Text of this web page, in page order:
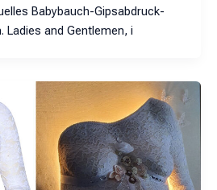
Babybauch-Gipsabdruck-
Ladies and Gentlemen, i